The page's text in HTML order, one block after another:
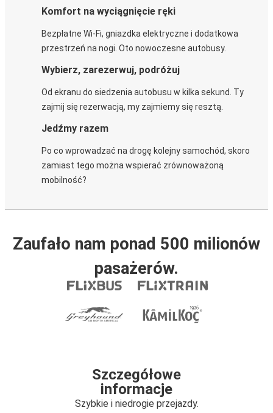
Komfort na wyciągnięcie ręki
Bezpłatne Wi-Fi, gniazdka elektryczne i dodatkowa
przestrzeń na nogi. Oto nowoczesne autobusy.
Wybierz, zarezerwuj, podróżuj
Od ekranu do siedzenia autobusu w kilka sekund. Ty
zajmij się rezerwacją, my zajmiemy się resztą.
Jedźmy razem
Po co wprowadzać na drogę kolejny samochód, skoro
zamiast tego można wspierać zrównoważoną
mobilność?
Zaufało nam ponad 500 milionów
pasażerów.
Szczegółowe
informacje
Szybkie i niedrogie przejazdy.